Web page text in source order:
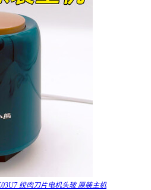
绞肉刀片电机头玻 原装主机